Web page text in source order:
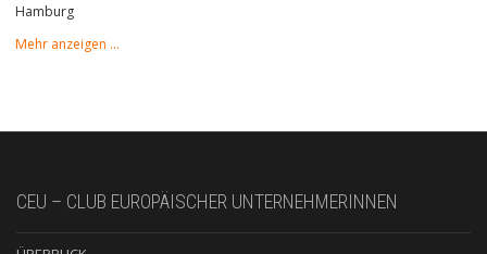
Hamburg
Mehr anzeigen …
CEU – CLUB EUROPÄISCHER UNTERNEHMERINNEN